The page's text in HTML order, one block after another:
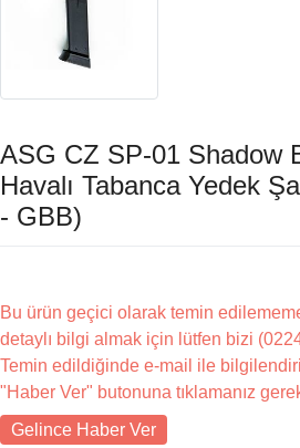
ASG CZ SP-01 Shadow
Havalı Tabanca Yedek
- GBB)
Bu ürün geçici olarak temin
detaylı bilgi almak için lütfen bizi
Temin edildiğinde e-mail ile
"Haber Ver" butonuna tıklamanız
Gelince Haber Ver